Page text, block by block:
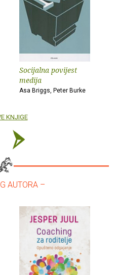
Socijalna povijest
medija
Asa Briggs, Peter Burke
KNJIGE
AUTORA –